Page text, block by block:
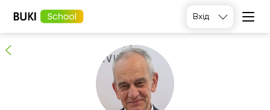
Вхід
Віктор Г. Перевірений репетитор